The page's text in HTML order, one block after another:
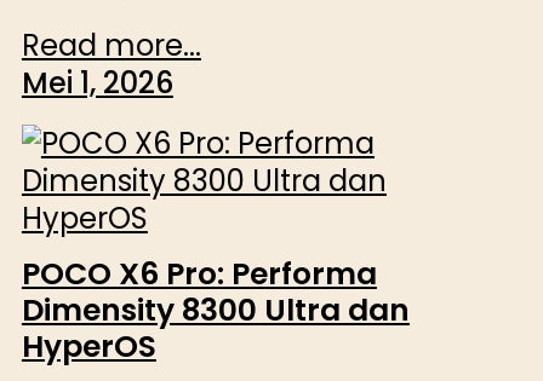
Read more...
Mei 1, 2026
POCO X6 Pro: Performa
Dimensity 8300 Ultra dan
HyperOS